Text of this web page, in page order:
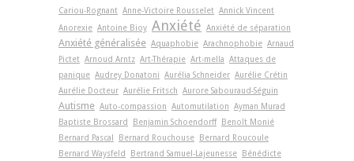
Cariou-Rognant Anne-Victoire Rousselet Annick Vincent
Anorexie Antoine Bioy Anxiété Anxiété de séparation
Anxiété généralisée Aquaphobie Arachnophobie Arnaud
Pictet Arnoud Arntz Art-Thérapie Art-­mella Attaques de
panique Audrey Donatoni Aurélia Schneider Aurélie Crétin
Aurélie Docteur Aurélie Fritsch Aurore Sabouraud-Séguin
Autisme Auto-compassion Automutilation Ayman Murad
Baptiste Brossard
Benjamin Schoendorff Benoît Monié
Bernard Pascal
Bernard Rouchouse Bernard Roucoule
Bernard Waysfeld
Bertrand Samuel-Lajeunesse Bénédicte